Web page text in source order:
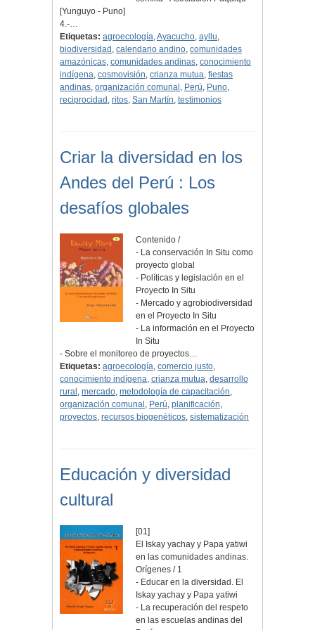
[Yunguyo - Puno]
4.-…
Etiquetas: agroecología,Ayacucho, ayllu,
biodiversidad , calendario andino, comunidades
amazónicas, comunidades andinas, conocimiento
indígena, cosmovisión, crianza mutua, fiestas
andinas, organización comunal , Perú, Puno,
reciprocidad , ritos, San Martín, testimonios
Criar la diversidad en los
Andes del Perú : Los
desafíos globales
Contenido /
- La conservación In Situ como
proyecto global
- Políticas y legislación en el
Proyecto In Situ
- Mercado y agrobiodiversidad
en el Proyecto In Situ
- La información en el Proyecto
In Situ
- Sobre el monitoreo de proyectos…
Etiquetas: agroecología, comercio justo,
conocimiento indígena, crianza mutua, desarrollo
rural , mercado, metodología de capacitación,
organización comunal , Perú, planificación,
proyectos, recursos biogenéticos, sistematización
Educación y diversidad
cultural
[01]
El Iskay yachay y Papa yatiwi
en las comunidades andinas.
Orígenes / 1
- Educar en la diversidad. El
Iskay yachay y Papa yatiwi
- La recuperación del respeto
en las escuelas andinas del